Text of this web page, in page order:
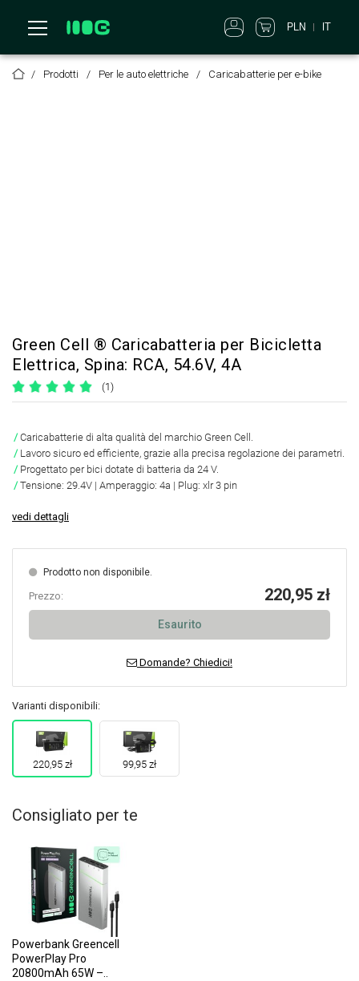
PLN IT
Prodotti Per le auto elettriche Caricabatterie per e-bike
Green Cell ® Caricabatteria per Bicicletta
Elettrica, Spina: RCA, 54.6V, 4A
(1)
Caricabatterie di alta qualità del marchio Green Cell.
Lavoro sicuro ed efficiente, grazie alla precisa regolazione dei parametri.
Progettato per bici dotate di batteria da 24 V.
Tensione: 29.4V | Amperaggio: 4a | Plug: xlr 3 pin
vedi dettagli
Prodotto non disponibile.
Prezzo: 220,95 zł
Esaurito
Domande? Chiedici!
Varianti disponibili:
220,95 zł 99,95 zł
Consigliato per te
Powerbank Greencell
PowerPlay Pro
20800mAh 65W –..